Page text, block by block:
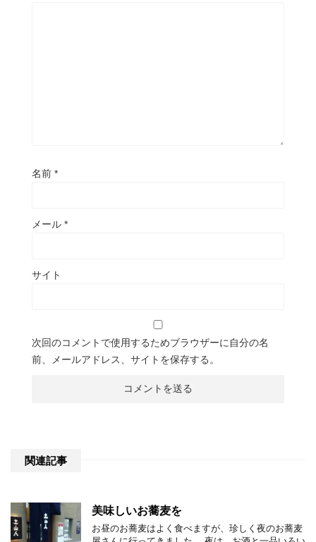
名前 *
メール *
サイト
次回のコメントで使用するためブラウザーに自分の名
前、メールアドレス、サイトを保存する。
関連記事
美味しいお蕎麦を
お昼のお蕎麦はよく食べますが、珍しく夜のお蕎麦